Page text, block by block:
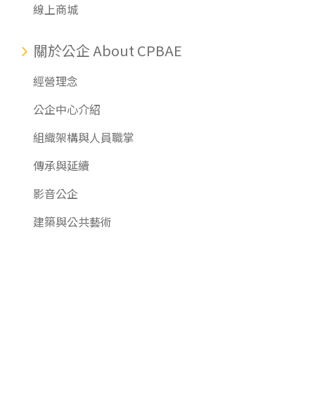
線上商城
關於公企 About CPBAE
經營理念
公企中心介紹
組織架構與人員職掌
傳承與延續
影音公企
建築與公共藝術